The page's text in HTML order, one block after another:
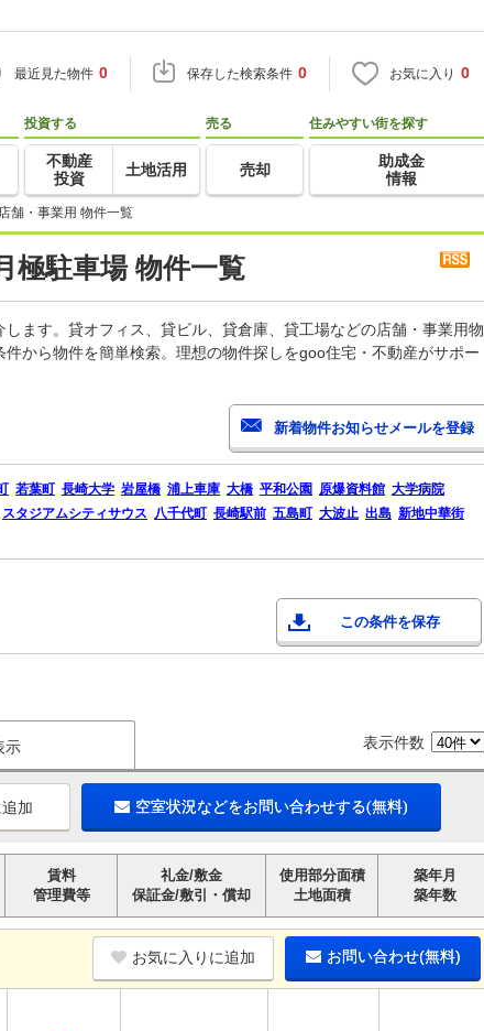
最近見た物件 0 保存した検索条件 0 お気に入り 0
投資する
不動産
投資
土地活用
売る
売却
住みやすい街を探す
助成金
情報
舗・事業用 物件一覧
極駐車場 物件一覧
ます。貸オフィス、貸ビル、貸倉庫、貸工場などの店舗・事業用物
から物件を簡単検索。理想の物件探しをgoo住宅・不動産がサポー
若葉町 長崎大学 岩屋橋 浦上車庫 大橋 平和公園 原爆資料館 大学病院
スタジアムシティサウス 八千代町 長崎駅前 五島町 大波止 出島 新地中華街
この条件を保存
示 表示件数
加 空室状況などをお問い合わせする(無料)
賃料
管理費等
礼金/敷金
保証金/敷引・償却
使用部分面積
土地面積
築年月
築年数
お気に入りに追加 お問い合わせ(無料)